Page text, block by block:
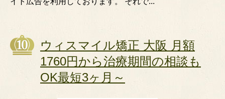
ウィスマイル矯正 大阪 月額
1760円から治療期間の相談も
OK最短3ヶ月～